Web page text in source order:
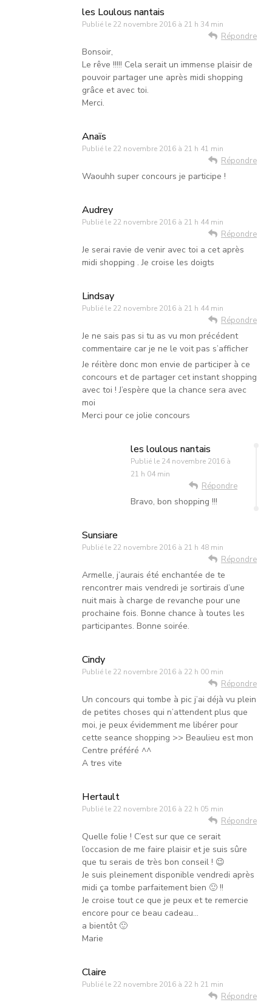
les Loulous nantais
Publié le 22 novembre 2016 à 21 h 34 min
Répondre
Bonsoir,
Le rêve !!!!! Cela serait un immense plaisir de
pouvoir partager une après midi shopping
grâce et avec toi.
Merci.
Anaïs
Publié le 22 novembre 2016 à 21 h 41 min
Répondre
Waouhh super concours je participe !
Audrey
Publié le 22 novembre 2016 à 21 h 44 min
Répondre
Je serai ravie de venir avec toi a cet après
midi shopping . Je croise les doigts
Lindsay
Publié le 22 novembre 2016 à 21 h 44 min
Répondre
Je ne sais pas si tu as vu mon précédent
commentaire car je ne le voit pas s’afficher
Je réitère donc mon envie de participer à ce
concours et de partager cet instant shopping
avec toi ! J’espère que la chance sera avec
moi
Merci pour ce jolie concours
les loulous nantais
Publié le 24 novembre 2016 à
21 h 04 min
Répondre
Bravo, bon shopping !!!
Sunsiare
Publié le 22 novembre 2016 à 21 h 48 min
Répondre
Armelle, j’aurais été enchantée de te
rencontrer mais vendredi je sortirais d’une
nuit mais à charge de revanche pour une
prochaine fois. Bonne chance à toutes les
participantes. Bonne soirée.
Cindy
Publié le 22 novembre 2016 à 22 h 00 min
Répondre
Un concours qui tombe à pic j’ai déjà vu plein
de petites choses qui n’attendent plus que
moi, je peux évidemment me libérer pour
cette seance shopping >> Beaulieu est mon
Centre préféré ^^
A tres vite
Hertault
Publié le 22 novembre 2016 à 22 h 05 min
Répondre
Quelle folie ! C’est sur que ce serait
l’occasion de me faire plaisir et je suis sûre
que tu serais de très bon conseil ! 😉
Je suis pleinement disponible vendredi après
midi ça tombe parfaitement bien 🙂 !!
Je croise tout ce que je peux et te remercie
encore pour ce beau cadeau…
a bientôt 🙂
Marie
Claire
Publié le 22 novembre 2016 à 22 h 21 min
Répondre